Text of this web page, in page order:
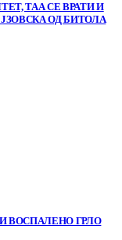
ТАА СЕ ВРАТИ И
ОД БИТОЛА
ВОСПАЛЕНО ГРЛО